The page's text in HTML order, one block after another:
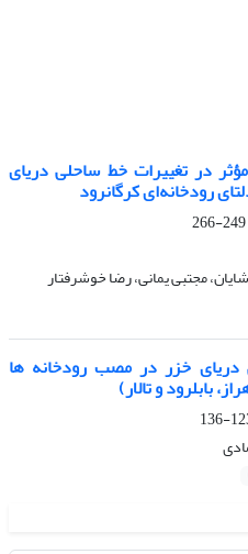
در تغییرات خط ساحلی دریای
رودخانه‌ای کرگانرود
249-266
مجتبی یمانی، رضا خوشرفتار
خزر در مصب رودخانه ها
بابلرود و تالار)